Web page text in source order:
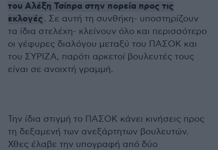
του Αλέξη Τσίπρα στην πορεία προς τις
εκλογές. Σε αυτή τη συνθήκη- υποστηρίζουν
τα ίδια στελέχη- κλείνουν όλο και περισσότερο
οι γέφυρες διαλόγου μεταξύ του ΠΑΣΟΚ και
του ΣΥΡΙΖΑ, παρότι αρκετοί βουλευτές τους
είναι σε ανοιχτή γραμμή.
Την ίδια στιγμή το ΠΑΣΟΚ κάνει κινήσεις προς
τη δεξαμενή των ανεξάρτητων βουλευτών.
Χθες έλαβε την υπογραφή από δύο